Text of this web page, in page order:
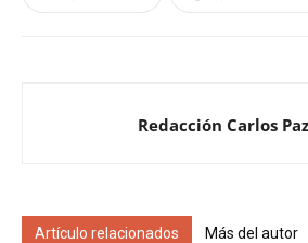
Redacción Carlos
Artículo relacionados Más del autor